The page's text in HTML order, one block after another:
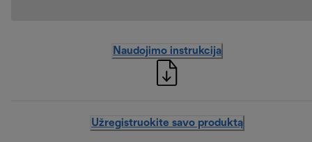
Naudojimo instrukcija
Užregistruokite savo produktą